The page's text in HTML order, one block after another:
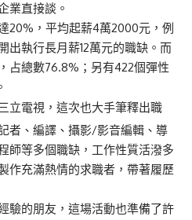
業直接談。
20%，平均起薪4萬2000元，例
出執行長月薪12萬元的職缺。而
占總數76.8%；另有422個彈性
立電視，這次也大手筆釋出職
者、編譯、攝影/影音編輯、導
師等多個職缺，工作性質活潑多
作充滿熱情的求職者，帶著履歷
驗的朋友，這場活動也準備了許